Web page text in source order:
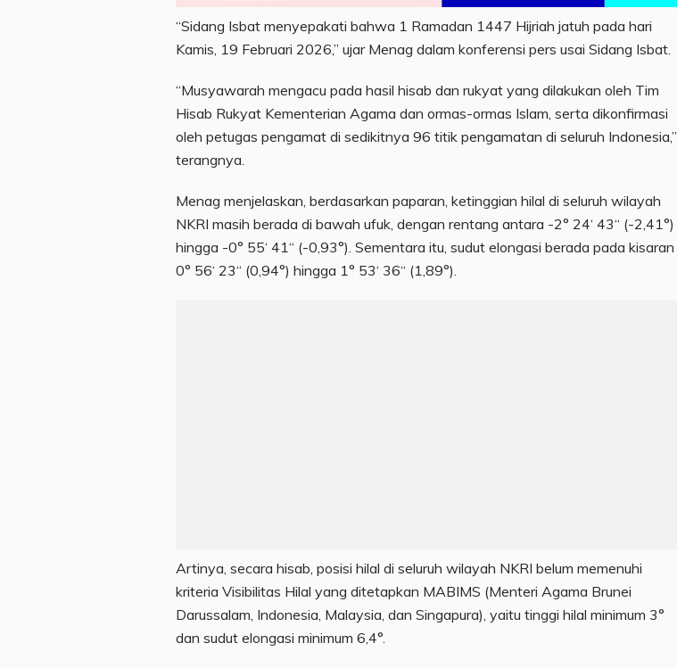
“Sidang Isbat menyepakati bahwa 1 Ramadan 1447 Hijriah jatuh pada hari
Kamis, 19 Februari 2026,” ujar Menag dalam konferensi pers usai Sidang Isbat.
“Musyawarah mengacu pada hasil hisab dan rukyat yang dilakukan oleh Tim
Hisab Rukyat Kementerian Agama dan ormas-ormas Islam, serta dikonfirmasi
oleh petugas pengamat di sedikitnya 96 titik pengamatan di seluruh Indonesia,”
terangnya.
Menag menjelaskan, berdasarkan paparan, ketinggian hilal di seluruh wilayah
NKRI masih berada di bawah ufuk, dengan rentang antara -2° 24‘ 43“ (-2,41°)
hingga -0° 55‘ 41“ (-0,93°). Sementara itu, sudut elongasi berada pada kisaran
0° 56‘ 23“ (0,94°) hingga 1° 53‘ 36“ (1,89°).
Artinya, secara hisab, posisi hilal di seluruh wilayah NKRI belum memenuhi
kriteria Visibilitas Hilal yang ditetapkan MABIMS (Menteri Agama Brunei
Darussalam, Indonesia, Malaysia, dan Singapura), yaitu tinggi hilal minimum 3°
dan sudut elongasi minimum 6,4°.